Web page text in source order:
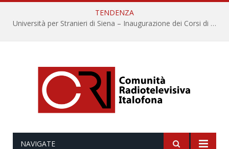
TENDENZA
Università per Stranieri di Siena – Inaugurazione dei Corsi di Lingua e Cultura Italiana, 109a annata
NAVIGATE